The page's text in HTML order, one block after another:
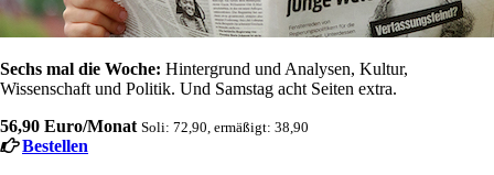
Sechs mal die Woche: Hintergrund und Analysen, Kultur,
Wissenschaft und Politik. Und Samstag acht Seiten extra.
56,90 Euro/Monat Soli: 72,90, ermäßigt: 38,90
Bestellen